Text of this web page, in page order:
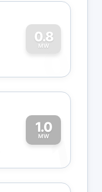
0.8
MW
0
1.0
MW1